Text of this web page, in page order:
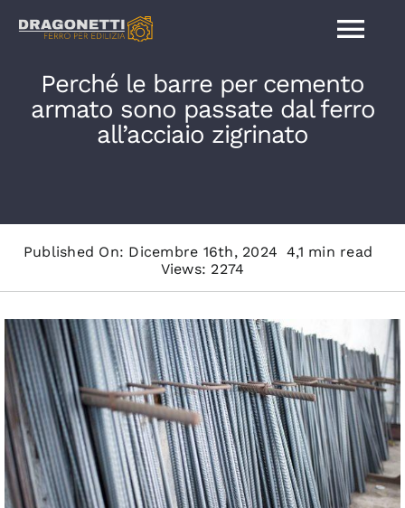
Home
Chi siamo
Pali e pilastri in ferro
Barre in acciaio
Staffe in acciaio
Perché le barre per cemento
armato sono passate dal ferro
all’acciaio zigrinato
Published On: Dicembre 16th, 2024 4,1 min read
Views: 2274